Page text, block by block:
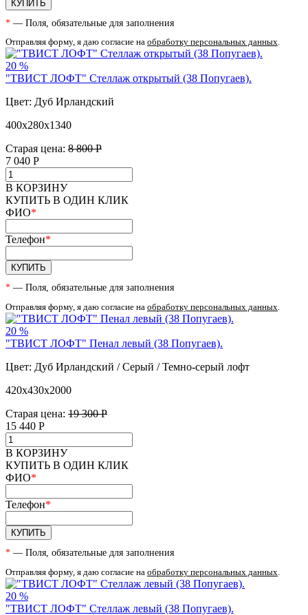
КУПИТЬ
* — Поля, обязательные для заполнения
Отправляя форму, я даю согласие на обработку персональных данных.
20 %
"ТВИСТ ЛОФТ" Стеллаж открытый (38 Попугаев).
Цвет: Дуб Ирландский
400х280х1340
Старая цена: 8 800 Р
7 040 Р
В КОРЗИНУ
КУПИТЬ В ОДИН КЛИК
ФИО*
Телефон*
КУПИТЬ
* — Поля, обязательные для заполнения
Отправляя форму, я даю согласие на обработку персональных данных.
20 %
"ТВИСТ ЛОФТ" Пенал левый (38 Попугаев).
Цвет: Дуб Ирландский / Серый / Темно-серый лофт
420х430х2000
Старая цена: 19 300 Р
15 440 Р
В КОРЗИНУ
КУПИТЬ В ОДИН КЛИК
ФИО*
Телефон*
КУПИТЬ
* — Поля, обязательные для заполнения
Отправляя форму, я даю согласие на обработку персональных данных.
20 %
"ТВИСТ ЛОФТ" Стеллаж левый (38 Попугаев).